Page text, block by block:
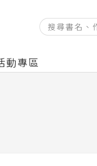
動專區